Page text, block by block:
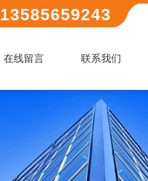
13585659243
在线留言 联系我们